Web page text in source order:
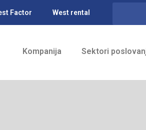
Factor West rental
Kompanija Sektori